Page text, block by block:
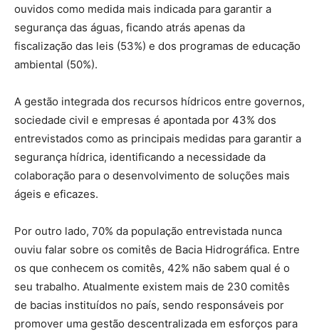
ouvidos como medida mais indicada para garantir a
segurança das águas, ficando atrás apenas da
fiscalização das leis (53%) e dos programas de educação
ambiental (50%).
A gestão integrada dos recursos hídricos entre governos,
sociedade civil e empresas é apontada por 43% dos
entrevistados como as principais medidas para garantir a
segurança hídrica, identificando a necessidade da
colaboração para o desenvolvimento de soluções mais
ágeis e eficazes.
Por outro lado, 70% da população entrevistada nunca
ouviu falar sobre os comitês de Bacia Hidrográfica. Entre
os que conhecem os comitês, 42% não sabem qual é o
seu trabalho. Atualmente existem mais de 230 comitês
de bacias instituídos no país, sendo responsáveis por
promover uma gestão descentralizada em esforços para